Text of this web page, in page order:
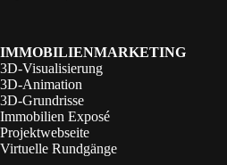
IMMOBILIENMARKETING
3D-Visualisierung
3D-Animation
3D-Grundrisse
Immobilien Exposé
Projektwebseite
Virtuelle Rundgänge